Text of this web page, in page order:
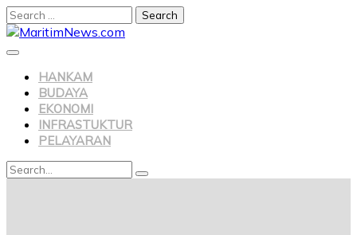
Search
for:
Skip
to
HANKAM
BUDAYA
EKONOMI
INFRASTUKTUR
PELAYARAN
Search
Search